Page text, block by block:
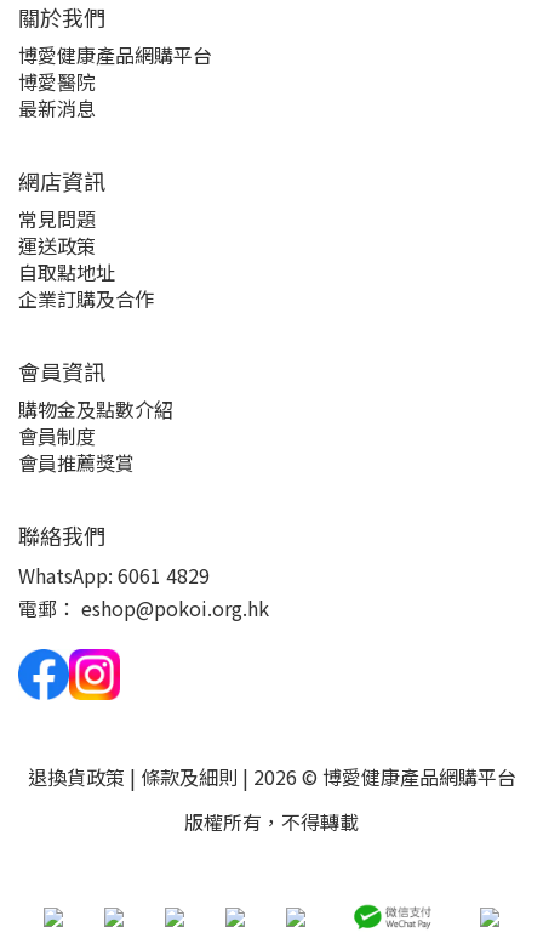
關於我們‎
博愛健康產品網購平台
博愛醫院
最新消息
網店資訊
常見問題
運送政策
自取點地址
企業訂購及合作
會員資訊
購物金及點數介紹
會員制度
會員推薦獎賞
聯絡我們
WhatsApp: 6061 4829
電郵： eshop@pokoi.org.hk
退換貨政策 | 條款及細則 | 2026 © 博愛健康產品網購平台
版權所有，不得轉載